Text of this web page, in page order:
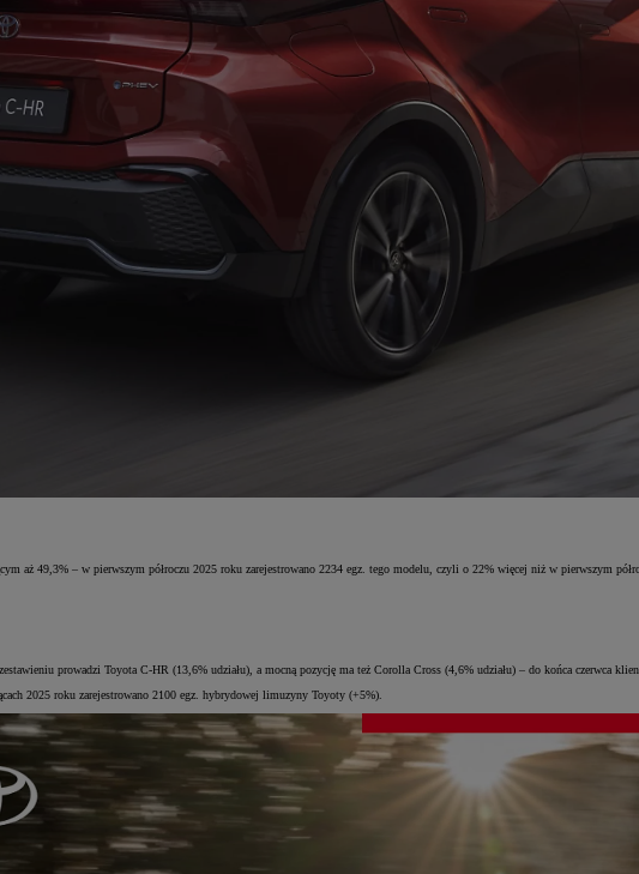
aż 49,3% – w pierwszym półroczu 2025 roku zarejestrowano 2234 egz. tego modelu, czyli o 22% więcej niż w pierwszym
prowadzi Toyota C-HR (13,6% udziału), a mocną pozycję ma też Corolla Cross (4,6% udziału) – do końca czerwca
2025 roku zarejestrowano 2100 egz. hybrydowej limuzyny Toyoty (+5%).